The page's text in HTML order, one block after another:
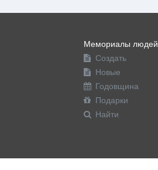
Мемориалы людей
Создать
Новые
Годовщина
Подарки
Найти